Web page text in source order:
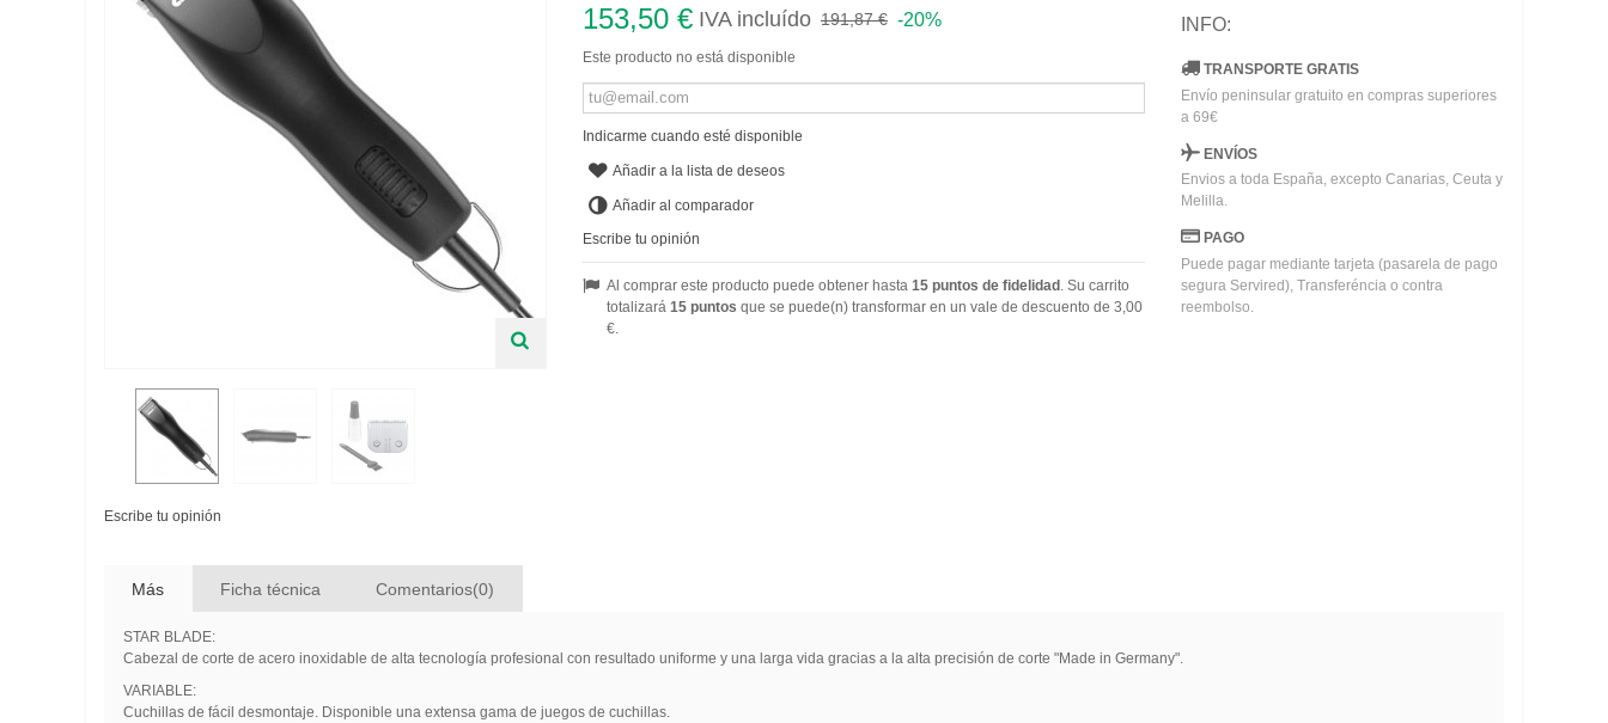
Escribe tu opinión
153,50 € IVA incluído 191,87 € -20%
Este producto no está disponible
Indicarme cuando esté disponible
Añadir a la lista de deseos
Añadir al comparador
Escribe tu opinión
Al comprar este producto puede obtener hasta 15puntos de fidelidad. Su carrito
totalizará 15puntos que se puede(n) transformar en un vale de descuento de 3,00
€.
INFO:
TRANSPORTE GRATIS
Envío peninsular gratuito en compras superiores
a 69€
ENVÍOS
Envios a toda España, excepto Canarias, Ceuta y
Melilla.
PAGO
Puede pagar mediante tarjeta (pasarela de pago
segura Servired), Transferéncia o contra
reembolso.
Más Ficha técnica Comentarios(0)
STAR BLADE:
Cabezal de corte de acero inoxidable de alta tecnología profesional con resultado uniforme y una larga vida gracias a la alta precisión de corte "Made in Germany".
VARIABLE:
Cuchillas de fácil desmontaje. Disponible una extensa gama de juegos de cuchillas.